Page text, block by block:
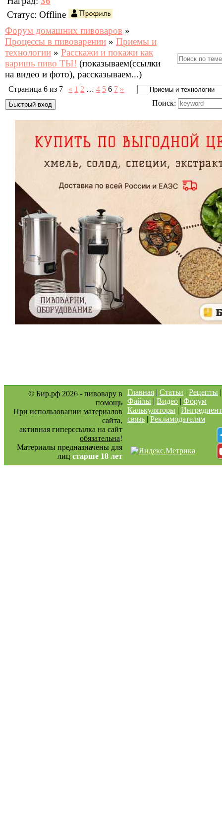
Статус: Offline
Форум домашних пивоваров »
Процессы в пивоварении » Приемы и
технологии » Расскажи и покажи как
варишь пиво ТЫ! (показываем(ссылки
на видео и фото), рассказываем...)
Страница 6 из 7 « 1 2 … 4 5 6 7 »
Поиск:
© Бир.рф 2026 - пивовару в
помощь
При использовании материалов
сайта,
активная гиперссылка на сайт
обязательна!
Материалы предназначены для
лиц старше 18 лет
Главная | Статьи | Рецепты
Файлы | Видео | Форум
Калькуляторы |
связь | Рекламодателям